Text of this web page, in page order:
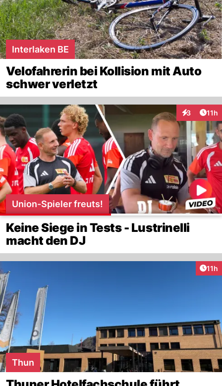
Interlaken BE
Velofahrerin bei Kollision mit Auto
schwer verletzt
3 11h
Union-Spieler freuts!
Keine Siege in Tests - Lustrinelli
macht den DJ
11h
Thun